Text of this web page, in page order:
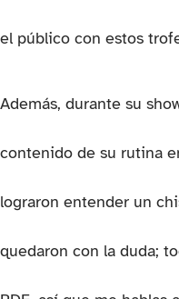
el público con estos
Además, durante su
contenido de su rutina
lograron entender un
quedaron con la duda;